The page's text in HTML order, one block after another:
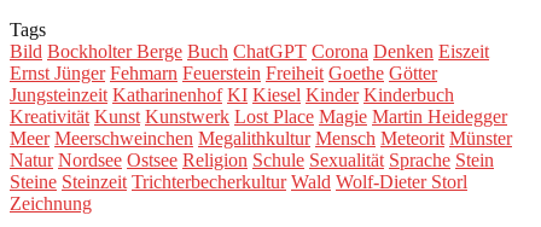
Tags
Bild Bockholter Berge Buch ChatGPT Corona Denken Eiszeit
Ernst Jünger Fehmarn Feuerstein Freiheit Goethe Götter
Jungsteinzeit Katharinenhof KI Kiesel Kinder Kinderbuch
Kreativität Kunst Kunstwerk Lost Place Magie Martin Heidegger
Meer Meerschweinchen Megalithkultur Mensch Meteorit Münster
Natur Nordsee Ostsee Religion Schule Sexualität Sprache Stein
Steine Steinzeit Trichterbecherkultur Wald Wolf-Dieter Storl
Zeichnung